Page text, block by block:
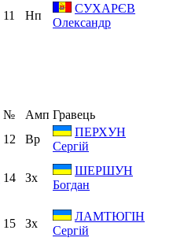
11 Нп
СУХАРЄВ
Олександр
№ Амп Гравець
12 Вр
ПЕРХУН
Сергій
14 Зх
ШЕРШУН
Богдан
15 Зх
ЛАМТЮГІН
Сергій